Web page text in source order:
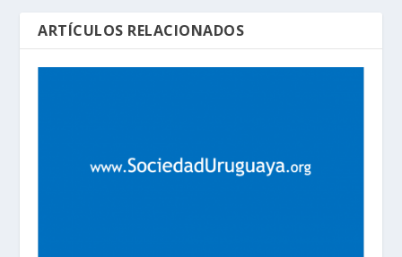
ARTÍCULOS RELACIONADOS